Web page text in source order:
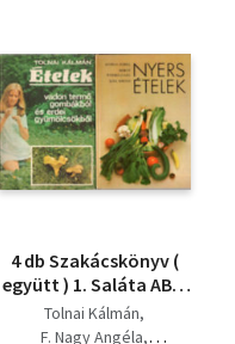
4 db Szakácskönyv (
együtt ) 1. Saláta ABC.
2. Fortélyok
főzőkanállal, 3.Nyers
Tolnai Kálmán
F. Nagy Angéla